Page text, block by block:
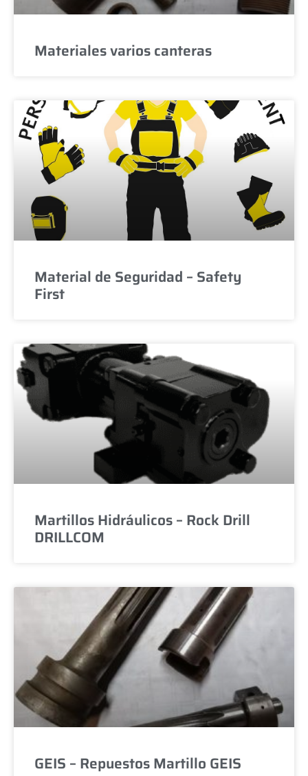
Materiales varios canteras
Material de Seguridad – Safety
First
Martillos Hidráulicos – Rock Drill
DRILLCOM
GEIS – Repuestos Martillo GEIS